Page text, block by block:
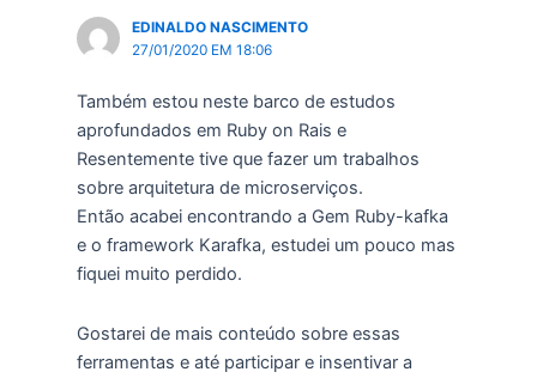
EDINALDO NASCIMENTO
27/01/2020 EM 18:06
Também estou neste barco de estudos
aprofundados em Ruby on Rais e
Resentemente tive que fazer um trabalhos
sobre arquitetura de microserviços.
Então acabei encontrando a Gem Ruby-kafka
e o framework Karafka, estudei um pouco mas
fiquei muito perdido.
Gostarei de mais conteúdo sobre essas
ferramentas e até participar e insentivar a